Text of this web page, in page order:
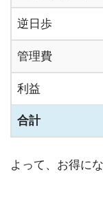
合計
逆日歩
管理費
利益
よって、お得に